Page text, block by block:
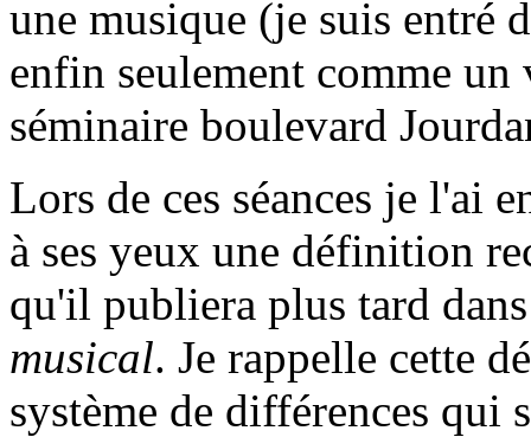
une musique (je suis entré
enfin seulement comme un
séminaire boulevard
Lors de ces séances je l'ai
à ses yeux une définition
qu'il publiera plus tard
musical. Je rappelle cette
système de différences qui